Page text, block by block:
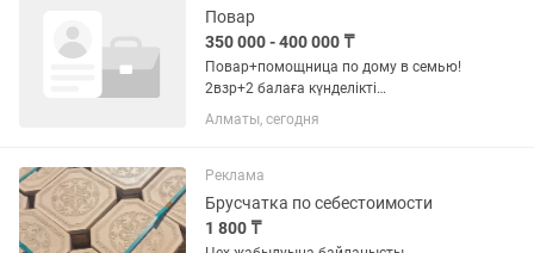
Повар
350 000 - 400 000 ₸
Повар+помощница по дому в семью!
2взр+2 балаға күнделікті
дәмді,пайдалы тағамдар жасау ж/е уй
шаруасын жасау.Семьяда опыты
керек.Можно с проживанием.Бөлек үй...
Алматы, сегодня
Реклама
Брусчатка по себестоимости
1 800 ₸